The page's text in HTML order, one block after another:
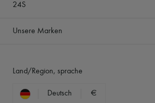
24S
Unsere Marken
Land/Region, sprache
Deutsch €